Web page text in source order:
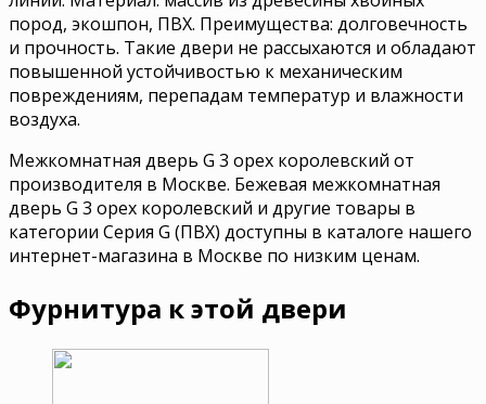
пород, экошпон, ПВХ. Преимущества: долговечность
и прочность. Такие двери не рассыхаются и обладают
повышенной устойчивостью к механическим
повреждениям, перепадам температур и влажности
воздуха.
Межкомнатная дверь G 3 орех королевский от
производителя в Москве. Бежевая межкомнатная
дверь G 3 орех королевский и другие товары в
категории Серия G (ПВХ) доступны в каталоге нашего
интернет-магазина в Москве по низким ценам.
Фурнитура к этой двери